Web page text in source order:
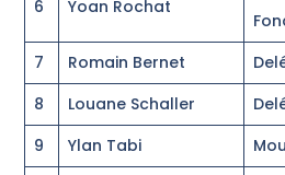
6 Yoan Rochat
7 Romain Bernet
8
Louane Schaller
9
Ylan Tabi